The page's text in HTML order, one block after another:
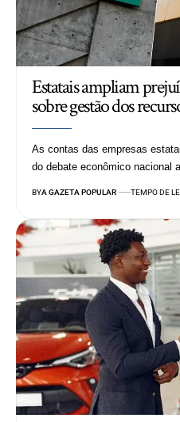
Estatais ampliam
sobre gestão dos
As contas das empresas
do debate econômico nacional
BYA GAZETA POPULAR TEMPO DE